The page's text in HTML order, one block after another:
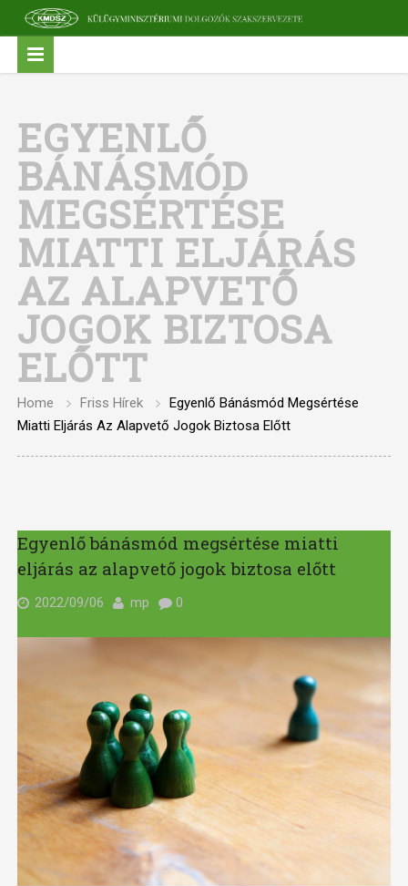
EGYENLŐ
BÁNÁSMÓD
MEGSÉRTÉSE
MIATTI ELJÁRÁS
AZ ALAPVETŐ
JOGOK BIZTOSA
ELŐTT
Home Friss Hírek
Egyenlő Bánásmód Megsértése
Miatti Eljárás Az Alapvető Jogok Biztosa Előtt
Egyenlő bánásmód megsértése miatti
eljárás az alapvető jogok biztosa előtt
2022/09/06 mp 0